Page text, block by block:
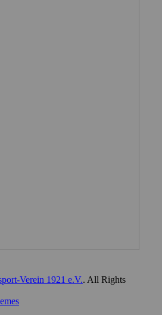
Verein 1921 e.V.. All Rights